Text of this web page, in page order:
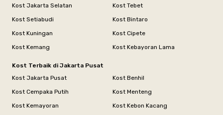
Kost Jakarta Selatan
Kost Tebet
Kost Setiabudi
Kost Bintaro
Kost Kuningan
Kost Cipete
Kost Kemang
Kost Kebayoran Lama
Kost Terbaik di Jakarta Pusat
Kost Jakarta Pusat
Kost Benhil
Kost Cempaka Putih
Kost Menteng
Kost Kemayoran
Kost Kebon Kacang